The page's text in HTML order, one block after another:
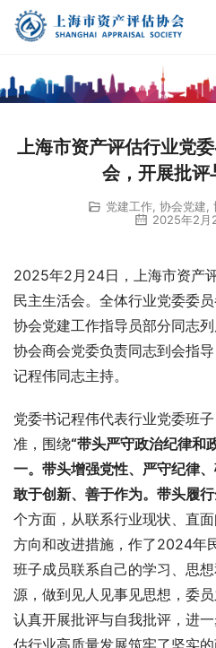
上海市资产评估行业党
会，开展批评
党建工作 协会党建
2025年2月
2025年2月24日，上海市资产
民主生活会。全体行业党委委
协会党建工作指导员部分同志
协会商会党委负责同志到会指
记程伟同志主持。
党委书记程伟代表行业党委班
准，围绕“带头严守政治纪律和
一。带头增强党性、严守纪律
敢于创新、善于作为。带头履
个方面，从联系行业现状、直
方向和改进措施，作了2024年
班子成员联系自己的学习、思
源，做到见人见事见思想，委
认真开展批评与自我批评，进